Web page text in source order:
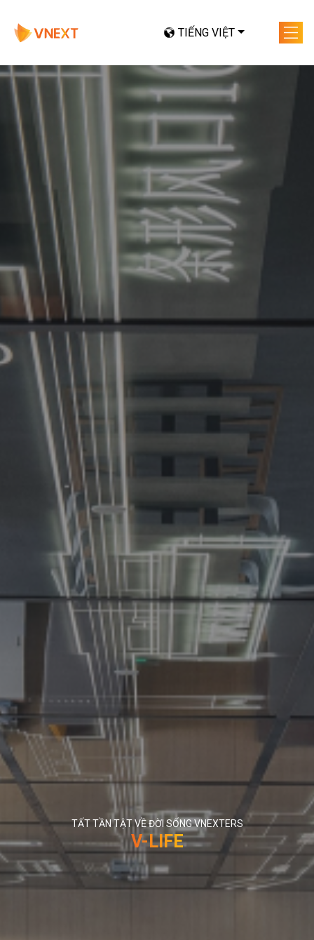
TIẾNG VIỆT
TẤT TẦN TẬT VỀ ĐỜI SỐNG VNEXTERS
V-LIFE